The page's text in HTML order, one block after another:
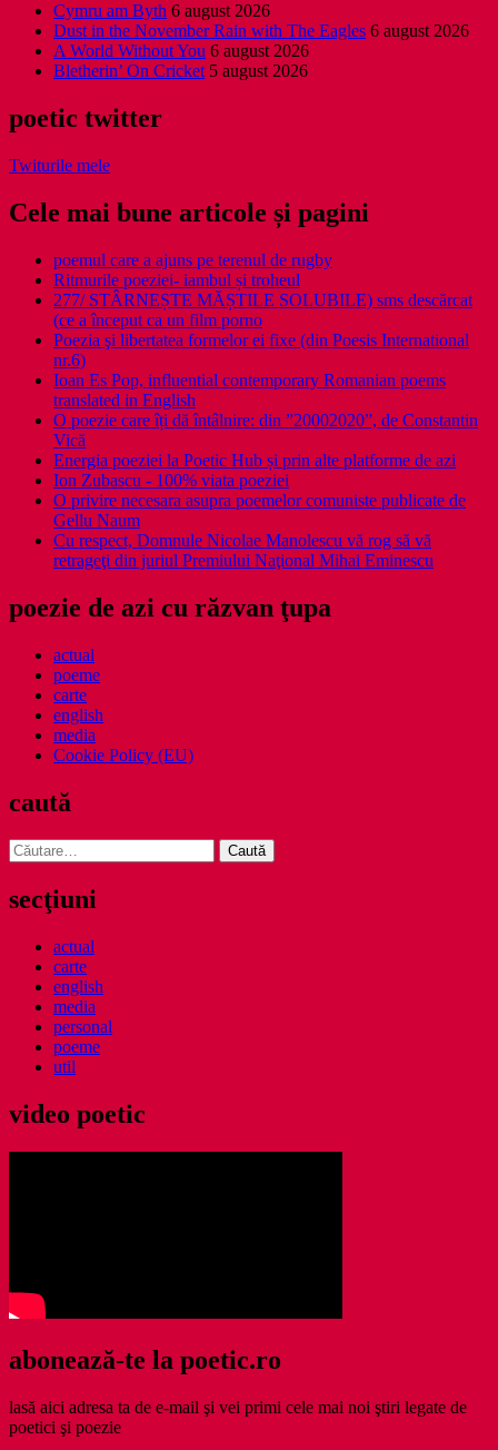
Cymru am Byth 6 august 2026
Dust in the November Rain with The Eagles 6 august 2026
A World Without You 6 august 2026
Bletherin’ On Cricket 5 august 2026
poetic twitter
Twiturile mele
Cele mai bune articole și pagini
poemul care a ajuns pe terenul de rugby
Ritmurile poeziei- iambul și troheul
277/ STÂRNEȘTE MĂȘTILE SOLUBILE) sms descărcat
(ce a început ca un film porno
Poezia şi libertatea formelor ei fixe (din Poesis International
nr.6)
Ioan Es Pop, influential contemporary Romanian poems
translated in English
O poezie care îți dă întâlnire: din ”20002020”, de Constantin
Vică
Energia poeziei la Poetic Hub și prin alte platforme de azi
Ion Zubascu - 100% viata poeziei
O privire necesara asupra poemelor comuniste publicate de
Gellu Naum
Cu respect, Domnule Nicolae Manolescu vă rog să vă
retrageţi din juriul Premiului Naţional Mihai Eminescu
poezie de azi cu răzvan ţupa
actual
poeme
carte
english
media
Cookie Policy (EU)
caută
Caută
după:
secţiuni
actual
carte
english
media
personal
poeme
util
video poetic
abonează-te la poetic.ro
lasă aici adresa ta de e-mail şi vei primi cele mai noi ştiri legate de
poetici şi poezie